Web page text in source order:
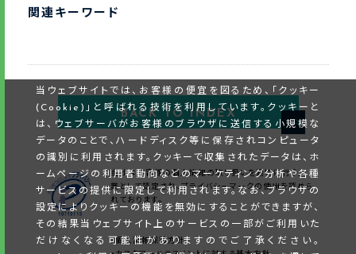
関連キーワード
BACK TO INDEX
当社はお客様の個人情報の取り扱いを適切に行う企
業として認定され、プライバシーマークの使用を認めら
れております。
・個人情報保護方針
当ウェブサイトでは、お客様の便宜を図るため、「クッキー
(Cookie)」と呼ばれる技術を利用しています。クッキーと
は、ウェブサーバがお客様のブラウザに送信する小規模な
データのことで、ハードディスク等に保存されコンピュータ
の識別に利用されます。クッキーで収集されたデータは、ホ
ームページの利用者動向などのマーケティング分析や各種
サービスの提供に限定して利用されます。なお、ブラウザの
設定によりクッキーの機能を無効にすることができますが、
その結果当ウェブサイト上のサービスの一部がご利用いた
だけなくなる可能性がありますのでご了承ください。